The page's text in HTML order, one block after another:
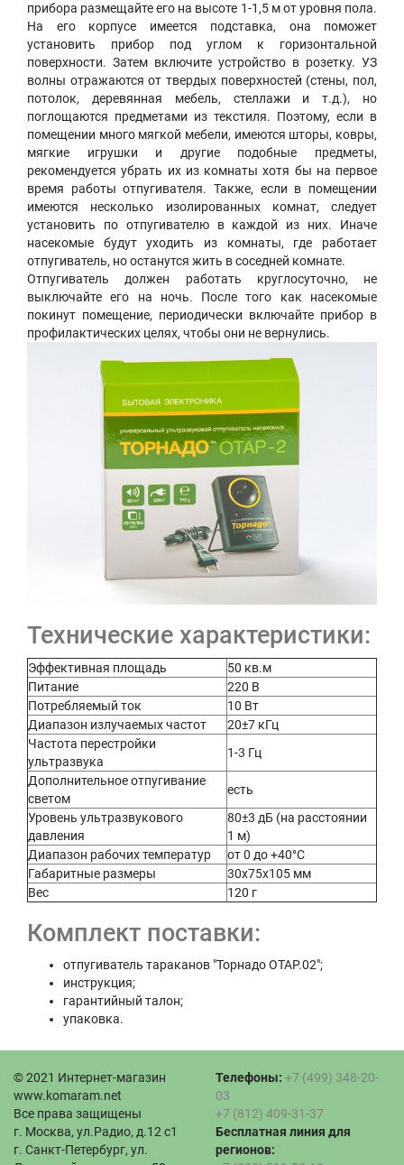
прибора размещайте его на высоте 1-1,5 м от уровня пола.
На его корпусе имеется подставка, она поможет
установить прибор под углом к горизонтальной
поверхности. Затем включите устройство в розетку. УЗ
волны отражаются от твердых поверхностей (стены, пол,
потолок, деревянная мебель, стеллажи и т.д.), но
поглощаются предметами из текстиля. Поэтому, если в
помещении много мягкой мебели, имеются шторы, ковры,
мягкие игрушки и другие подобные предметы,
рекомендуется убрать их из комнаты хотя бы на первое
время работы отпугивателя. Также, если в помещении
имеются несколько изолированных комнат, следует
установить по отпугивателю в каждой из них. Иначе
насекомые будут уходить из комнаты, где работает
отпугиватель, но останутся жить в соседней комнате.
Отпугиватель должен работать круглосуточно, не
выключайте его на ночь. После того как насекомые
покинут помещение, периодически включайте прибор в
профилактических целях, чтобы они не вернулись.
Технические характеристики:
Эффективная площадь
50 кв.м
Питание
220 В
Потребляемый ток
10 Вт
Диапазон излучаемых частот
20±7 кГц
Частота перестройки
ультразвука
1-3 Гц
Дополнительное отпугивание
светом
есть
Уровень ультразвукового
давления
80±3 дБ (на расстоянии
1 м)
Диапазон рабочих температур
от 0 до +40°С
Габаритные размеры
30х75х105 мм
Вес
120 г
Комплект поставки:
отпугиватель тараканов "Торнадо ОТАР.02";
инструкция;
гарантийный талон;
упаковка.
© 2021 Интернет-магазин
www.komaram.net
Все права защищены
г. Москва, ул.Радио, д.12 с1
г. Санкт-Петербург, ул.
Телефоны: +7 (499) 348-20-
03
+7 (812) 409-31-37
Бесплатная линия для
регионов: